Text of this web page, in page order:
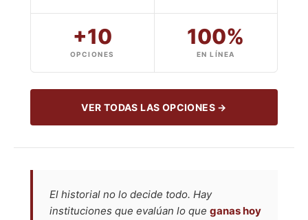
+10
OPCIONES
100%
EN LÍNEA
VER TODAS LAS OPCIONES →
El historial no lo decide todo. Hay
instituciones que evalúan lo que ganas hoy